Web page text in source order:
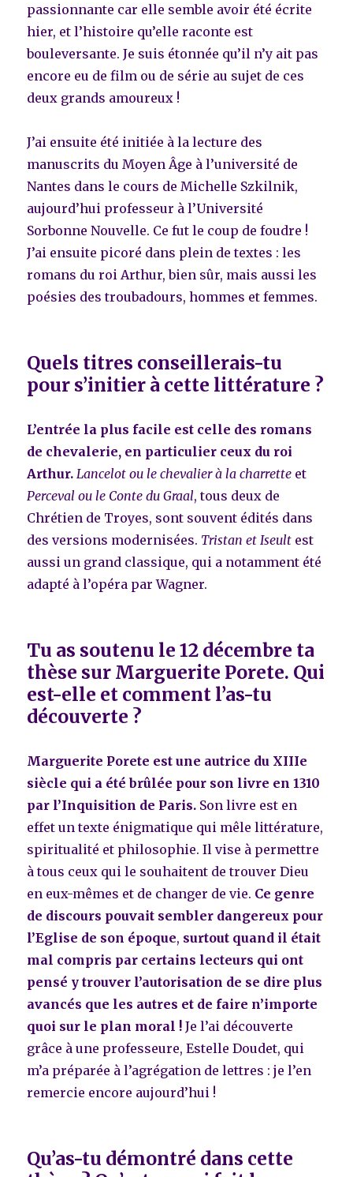
passionnante car elle semble avoir été écrite
hier, et l’histoire qu’elle raconte est
bouleversante. Je suis étonnée qu’il n’y ait pas
encore eu de film ou de série au sujet de ces
deux grands amoureux !
J’ai ensuite été initiée à la lecture des
manuscrits du Moyen Âge à l’université de
Nantes dans le cours de Michelle Szkilnik,
aujourd’hui professeur à l’Université
Sorbonne Nouvelle. Ce fut le coup de foudre !
J’ai ensuite picoré dans plein de textes : les
romans du roi Arthur, bien sûr, mais aussi les
poésies des troubadours, hommes et femmes.
Quels titres conseillerais-tu
pour s’initier à cette littérature ?
L’entrée la plus facile est celle des romans
de chevalerie, en particulier ceux du roi
Arthur. Lancelot ou le chevalier à la charrette et
Perceval ou le Conte du Graal, tous deux de
Chrétien de Troyes, sont souvent édités dans
des versions modernisées. Tristan et Iseult est
aussi un grand classique, qui a notamment été
adapté à l’opéra par Wagner.
Tu as soutenu le 12 décembre ta
thèse sur Marguerite Porete. Qui
est-elle et comment l’as-tu
découverte ?
Marguerite Porete est une autrice du XIIIe
siècle qui a été brûlée pour son livre en 1310
par l’Inquisition de Paris. Son livre est en
effet un texte énigmatique qui mêle littérature,
spiritualité et philosophie. Il vise à permettre
à tous ceux qui le souhaitent de trouver Dieu
en eux-mêmes et de changer de vie. Ce genre
de discours pouvait sembler dangereux pour
l’Eglise de son époque, surtout quand il était
mal compris par certains lecteurs qui ont
pensé y trouver l’autorisation de se dire plus
avancés que les autres et de faire n’importe
quoi sur le plan moral !Je l’ai découverte
grâce à une professeure, Estelle Doudet, qui
m’a préparée à l’agrégation de lettres : je l’en
remercie encore aujourd’hui !
Qu’as-tu démontré dans cette